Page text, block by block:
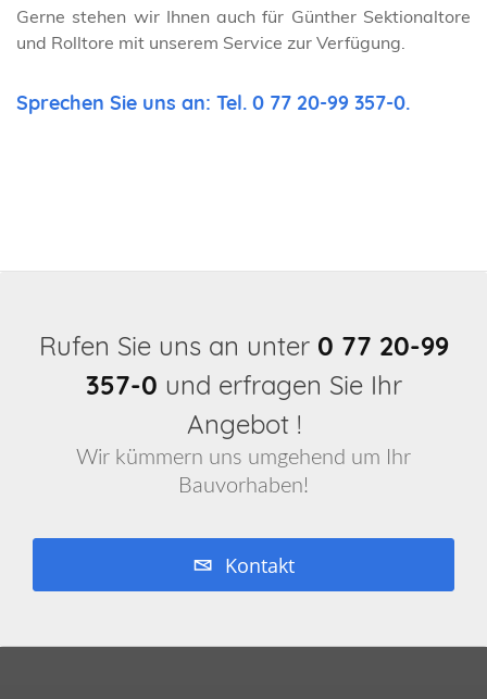
Gerne stehen wir Ihnen auch für Günther Sektionaltore
und Rolltore mit unserem Service zur Verfügung.
Sprechen Sie uns an: Tel. 0 77 20-99 357-0.
Rufen Sie uns an unter 0 77 20-99
357-0 und erfragen Sie Ihr
Angebot !
Wir kümmern uns umgehend um Ihr
Bauvorhaben!
Kontakt